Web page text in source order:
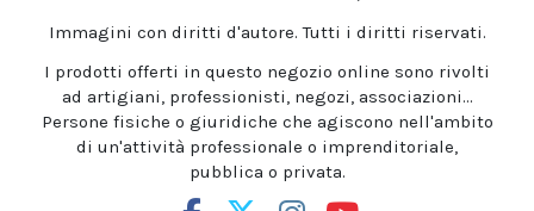
Immagini con diritti d'autore. Tutti i diritti riservati.
I prodotti offerti in questo negozio online sono rivolti
ad artigiani, professionisti, negozi, associazioni...
Persone fisiche o giuridiche che agiscono nell'ambito
di un'attività professionale o imprenditoriale,
pubblica o privata.